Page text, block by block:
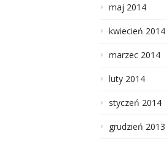
maj 2014
kwiecień 2014
marzec 2014
luty 2014
styczeń 2014
grudzień 2013